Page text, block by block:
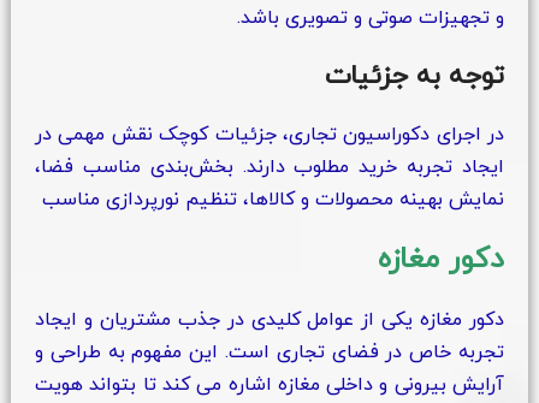
و تجهیزات صوتی و تصویری باشد.
توجه به جزئیات
در اجرای دکوراسیون تجاری، جزئیات کوچک نقش مهمی در
ایجاد تجربه خرید مطلوب دارند. بخش‌بندی مناسب فضا،
نمایش بهینه محصولات و کالاها، تنظیم نورپردازی مناسب
دکور مغازه
دکور مغازه یکی از عوامل کلیدی در جذب مشتریان و ایجاد
تجربه خاص در فضای تجاری است. این مفهوم به طراحی و
آرایش بیرونی و داخلی مغازه اشاره می کند تا بتواند هویت